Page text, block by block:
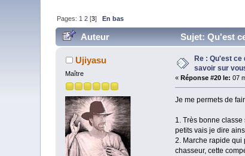
Pages: 1 2 [3]En bas
Auteur
Sujet: Qu'est
(Lu 63361 fois)
Ujiyasu
Maître
Re : Qu'est
savoir sur
« Réponse #20 le: 07
Je me permets de
1. Très bonne
petits vais je dire
2. Marche rapide qui
chasseur, cette